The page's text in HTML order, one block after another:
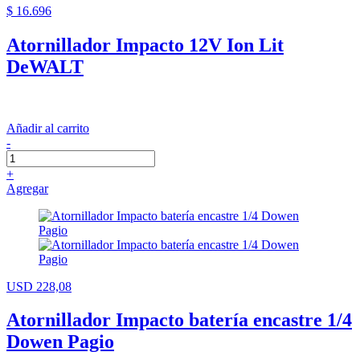
$ 16.696
Atornillador Impacto 12V Ion Lit
DeWALT
Añadir al carrito
-
+
Agregar
USD 228,08
Atornillador Impacto batería encastre 1/4
Dowen Pagio